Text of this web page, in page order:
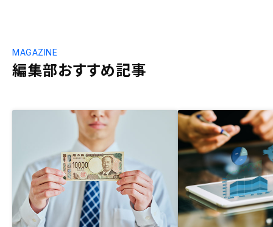
編集部おすすめ記事
MAGAZINE